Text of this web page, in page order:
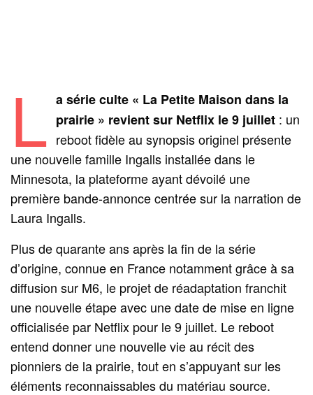
L a série culte « La Petite Maison dans la
prairie » revient sur Netflix le 9 juillet: un
reboot fidèle au synopsis originel présente
une nouvelle famille Ingalls installée dans le
Minnesota, la plateforme ayant dévoilé une
première bande-annonce centrée sur la narration de
Laura Ingalls.
Plus de quarante ans après la fin de la série
d’origine, connue en France notamment grâce à sa
diffusion sur M6, le projet de réadaptation franchit
une nouvelle étape avec une date de mise en ligne
officialisée par Netflix pour le 9 juillet. Le reboot
entend donner une nouvelle vie au récit des
pionniers de la prairie, tout en s’appuyant sur les
éléments reconnaissables du matériau source.